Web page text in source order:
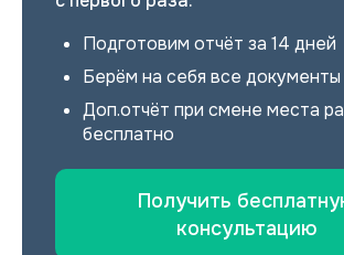
Подготовим отчёт за 14 дней
Берём на себя все документы
Доп.отчёт при смене места
бесплатно
Получить
консультацию